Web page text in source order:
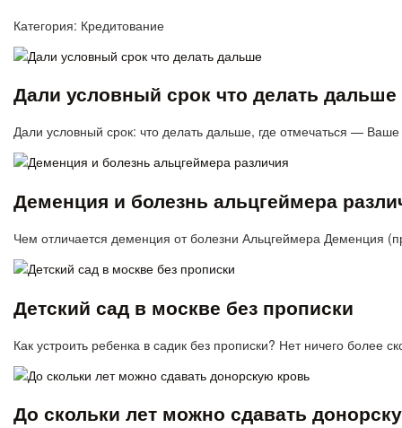
Категория: Кредитование
Дали условный срок что делать дальше
Дали условный срок: что делать дальше, где отмечаться —
Деменция и болезнь альцгеймера
Чем отличается деменция от болезни Альцгеймера Деменция
Детский сад в москве без прописки
Как устроить ребенка в садик без прописки? Нет ничего более
До скольки лет можно сдавать